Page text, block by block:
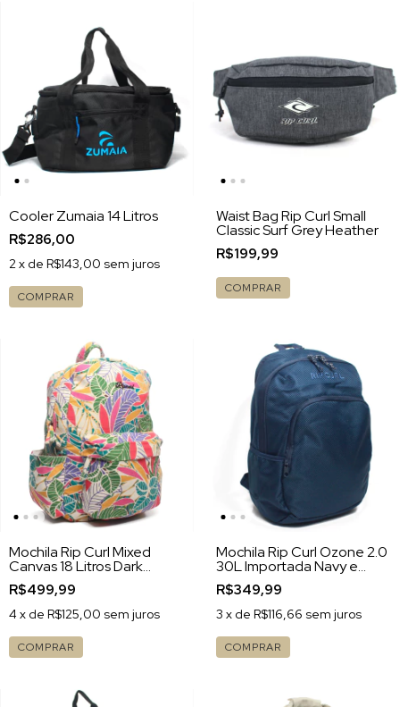
Cooler Zumaia 14 Litros
R$286,00
2 x de R$143,00 sem juros
COMPRAR
Waist Bag Rip Curl Small
Classic Surf Grey Heather
R$199,99
COMPRAR
Mochila Rip Curl Mixed
Canvas 18 Litros Dark
Chocolate
R$499,99
4 x de R$125,00 sem juros
COMPRAR
Mochila Rip Curl Ozone 2.0
30L Importada Navy e
Gold
R$349,99
3 x de R$116,66 sem juros
COMPRAR